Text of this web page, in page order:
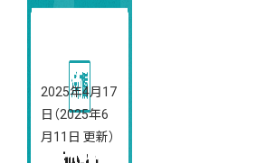
ギルド
2025年4月17
日 （2025年6
月11日 更新）